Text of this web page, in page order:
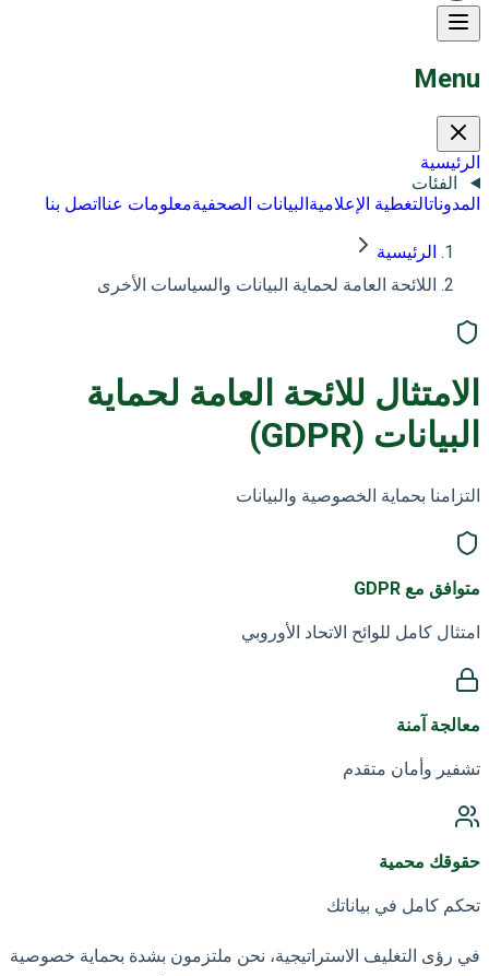
Menu
الرئيسية
الفئات
المدوناتالتغطية الإعلاميةالبيانات الصحفيةمعلومات عنااتصل بنا
الرئيسية
اللائحة العامة لحماية البيانات والسياسات الأخرى
الامتثال للائحة العامة لحماية
البيانات (GDPR)
التزامنا بحماية الخصوصية والبيانات
متوافق مع GDPR
امتثال كامل للوائح الاتحاد الأوروبي
معالجة آمنة
تشفير وأمان متقدم
حقوقك محمية
تحكم كامل في بياناتك
في رؤى التغليف الاستراتيجية، نحن ملتزمون بشدة بحماية خصوصية